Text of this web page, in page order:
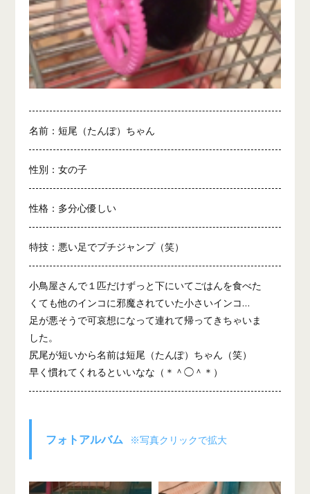
名前：短尾（たんぽ）ちゃん
性別：女の子
性格：多分心優しい
特技：悪い足でプチジャンプ（笑）
小鳥屋さんで１匹だけずっと下にいてごはんを食べた
くても他のインコに邪魔されていた小さいインコ…
足が悪そうで可哀想になって連れて帰ってきちゃいま
した。
尻尾が短いから名前は短尾（たんぽ）ちゃん（笑）
早く慣れてくれるといいなな（＊＾◯＾＊）
フォトアルバム ※写真クリックで拡大